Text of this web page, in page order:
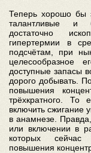
Теперь хорошо бы
талантливые и
достаточно
гипертермии в
подсчётам, при
целесообразное
доступные запасы
дорого добывать.
повышения
трёхкратного. То
включить сжигание
в анамнезе.
или включении в
которых сейчас
повышения